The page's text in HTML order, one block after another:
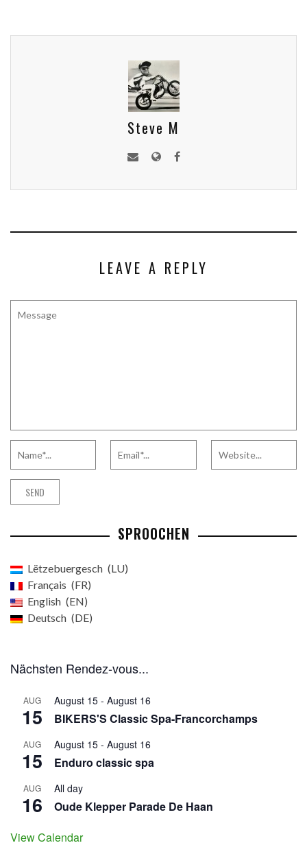
Steve M
LEAVE A REPLY
SPROOCHEN
Lëtzebuergesch
LU
Français
FR
English
EN
Deutsch
DE
Nächsten Rendez-vous...
AUG
15
August 15 - August 16
BIKERS'S Classic Spa-Francorchamps
AUG
15
August 15 - August 16
Enduro classic spa
AUG
16
All day
Oude Klepper Parade De Haan
View Calendar